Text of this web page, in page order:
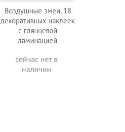
Воздушные змеи, 18
декоративных наклеек
с глянцевой
ламинацией
сейчас нет в
наличии